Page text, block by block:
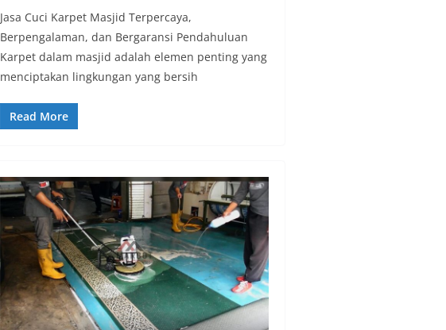
Jasa Cuci Karpet Masjid Terpercaya,
Berpengalaman, dan Bergaransi Pendahuluan
Karpet dalam masjid adalah elemen penting yang
menciptakan lingkungan yang bersih
Read More